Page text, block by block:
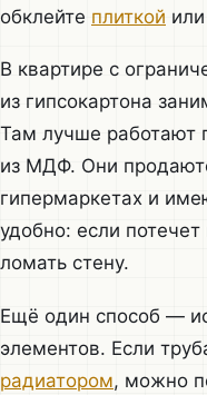
обклейте плиткой
В квартире с
из гипсокартона
Там лучше работают
из МДФ. Они
гипермаркетах и
удобно: если
ломать стену.
Ещё один способ —
элементов. Если
радиатором, можно